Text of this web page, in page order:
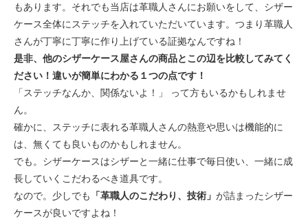
もあります。それでも当店は革職人さんにお願いをして、シザー
ケース全体にステッチを入れていただいています。つまり革職人
さんが丁寧に丁寧に作り上げている証拠なんですね！
是非、他のシザーケース屋さんの商品とこの辺を比較してみてく
ださい！違いが簡単にわかる１つの点です！
「ステッチなんか、関係ないよ！」 って方もいるかもしれませ
ん。
確かに、ステッチに表れる革職人さんの熱意や思いは機能的に
は、無くても良いものかもしれません。
でも。シザーケースはシザーと一緒に仕事で毎日使い、一緒に成
長していくこだわるべき道具です。
なので。少しでも 「革職人のこだわり、技術」 が詰まったシザー
ケースが良いですよね！